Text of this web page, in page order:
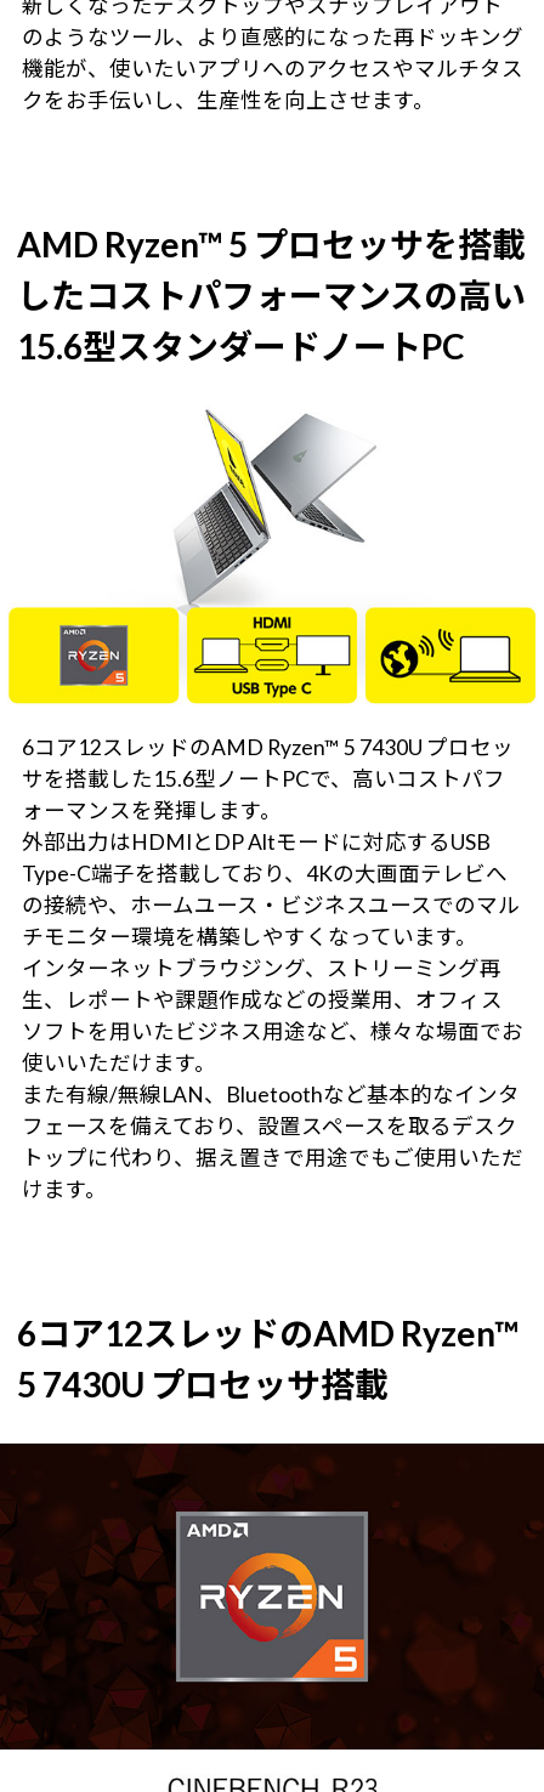
新しくなったデスクトップやスナップレイアウト
のようなツール、より直感的になった再ドッキング
機能が、使いたいアプリへのアクセスやマルチタス
クをお手伝いし、生産性を向上させます。
AMD Ryzen™ 5 プロセッサを搭載
したコストパフォーマンスの高い
15.6型スタンダードノートPC
6コア12スレッドのAMD Ryzen™ 5 7430U プロセッ
サを搭載した15.6型ノートPCで、高いコストパフ
ォーマンスを発揮します。
外部出力はHDMIとDP Altモードに対応するUSB
Type-C端子を搭載しており、4Kの大画面テレビへ
の接続や、ホームユース・ビジネスユースでのマル
チモニター環境を構築しやすくなっています。
インターネットブラウジング、ストリーミング再
生、レポートや課題作成などの授業用、オフィス
ソフトを用いたビジネス用途など、様々な場面でお
使いいただけます。
また有線/無線LAN、Bluetoothなど基本的なインタ
フェースを備えており、設置スペースを取るデスク
トップに代わり、据え置きで用途でもご使用いただ
けます。
6コア12スレッドのAMD Ryzen™
5 7430U プロセッサ搭載